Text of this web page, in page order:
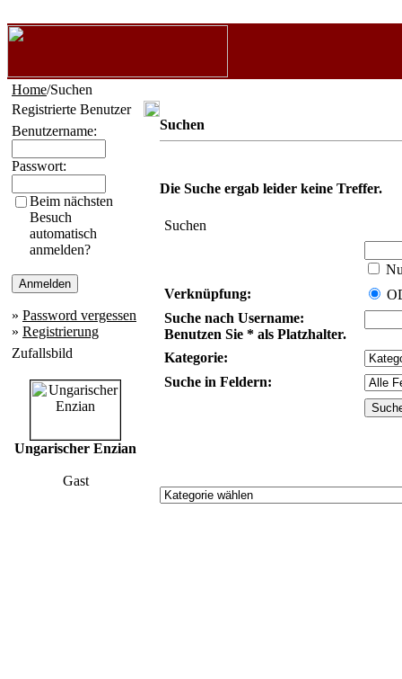
Home/Suchen
Registrierte Benutzer
Benutzername:
Passwort:
Beim nächsten
Besuch
automatisch
anmelden?
» Password vergessen
» Registrierung
Zufallsbild
Ungarischer Enzian
Gast
Suchen
Die Suche ergab leider keine Treffer.
Suchen
Verknüpfung:
Suche nach Username:
Benutzen Sie * als Platzhalter.
Kategorie:
Suche in Feldern: